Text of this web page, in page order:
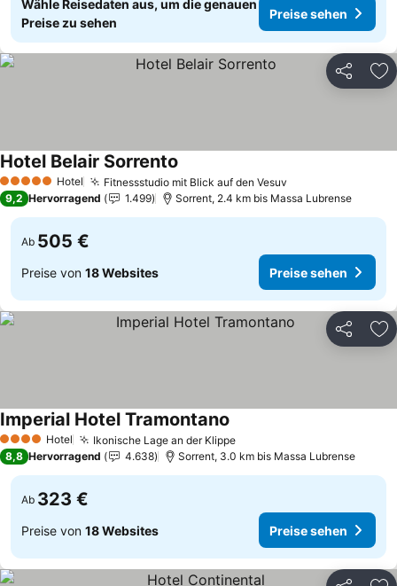
Wähle Reisedaten aus, um die genauen
Preise zu sehen
Preise sehen
Teilen
5 Sterne Hotel Fitnessstudio mit Blick auf den Vesuv
Hotel Belair Sorrento
9,2 Hervorragend 1.499 Sorrent, 2.4 km bis Massa Lubrense
Ab 505 €
Preise von 18 Websites Preise sehen
Teilen
4 Sterne Hotel Ikonische Lage an der KlippePreise sehen
Imperial Hotel Tramontano
8,8 Hervorragend 4.638 Sorrent, 3.0 km bis Massa Lubrense
Ab 323 €
Preise von 18 Websites Preise sehen